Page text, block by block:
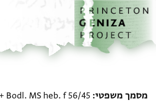
לתוכןהבית
מסמך משפטי Bodl. MS heb. f 56/45
+